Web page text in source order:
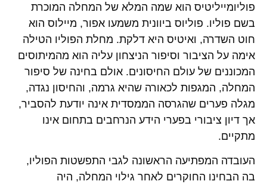
פוליומייליטיס הוא שמה המלא של המחלה המוכרת
בשם פוליו. פוליוס ביוונית משמעו אפור, מיילוס הוא
חוט השדרה, ואיטיס היא דלקת. מחלת הפוליו הטילה
אימה על הציבור וסיפור הניצחון עליה הוא מהמיתוסים
המכוננים של עולם החיסונים. אולם בחינה של סיפור
המחלה, המגפות לכאורה שהיא גרמה, והחיסון נגדה,
מגלה פערים שהגרסה הממסדית אינה יודעת להסביר,
אך דיון ציבורי בפערי הידע הנרחבים בתחום אינו
מתקיים.
העובדה המפתיעה הראשונה לגבי התפשטות הפוליו,
בה הבחינו החוקרים לאחר גילוי המחלה, היה